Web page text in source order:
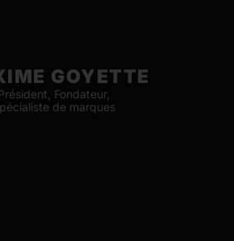
GOYETTE
Fondateur,
de marques